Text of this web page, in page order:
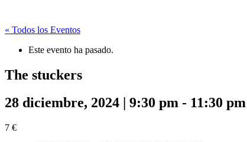
« Todos los Eventos
Este evento ha pasado.
The stuckers
28 diciembre, 2024 | 9:30 pm - 11:30 pm
7 €